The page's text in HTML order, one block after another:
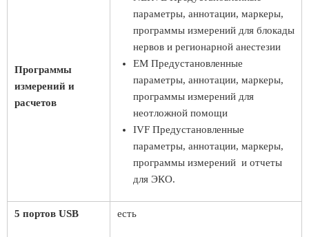
Программы
измерений и
расчетов
параметры, аннотации, маркеры,
программы измерений для блокады
нервов и регионарной анестезии
EM Предустановленные
параметры, аннотации, маркеры,
программы измерений для
неотложной помощи
IVF Предустановленные
параметры, аннотации, маркеры,
программы измерений и отчеты
для ЭКО.
5 портов USB есть